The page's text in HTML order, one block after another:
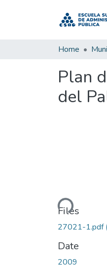
Home
Plan
del
Loading...
Files
27021-1.pdf
Date
2009